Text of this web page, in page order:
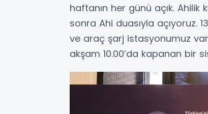
haftanın her günü açık.
sonra Ahi duasıyla açıyoruz.
ve araç şarj istasyonumuz var.
akşam 10.00’da kapanan bir